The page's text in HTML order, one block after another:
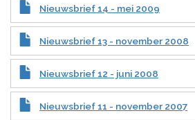
Nieuwsbrief 14 - mei 2009
Nieuwsbrief 13 - november 2008
Nieuwsbrief 12 - juni 2008
Nieuwsbrief 11 - november 2007